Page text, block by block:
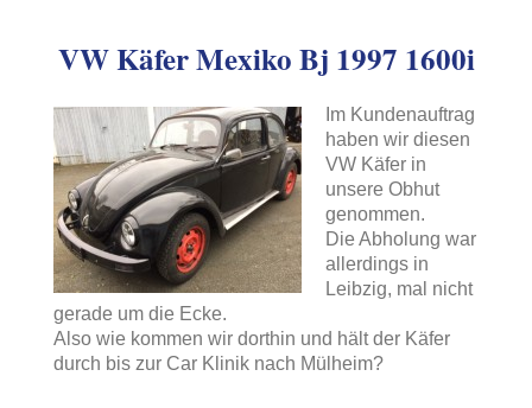
VW Käfer Mexiko Bj 1997 1600i
Im Kundenauftrag
haben wir diesen
VW Käfer in
unsere Obhut
genommen.
Die Abholung war
allerdings in
Leibzig, mal nicht
gerade um die Ecke.
Also wie kommen wir dorthin und hält der Käfer
durch bis zur Car Klinik nach Mülheim?